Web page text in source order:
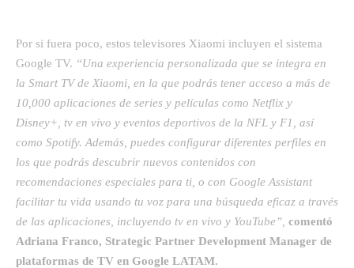
Por si fuera poco, estos televisores Xiaomi incluyen el sistema
Google TV. “Una experiencia personalizada que se integra en
la Smart TV de Xiaomi, en la que podrás tener acceso a más de
10,000 aplicaciones de series y películas como Netflix y
Disney+, tv en vivo y eventos deportivos de la NFL y F1, así
como Spotify. Además, puedes configurar diferentes perfiles en
los que podrás descubrir nuevos contenidos con
recomendaciones especiales para ti, o con Google Assistant
facilitar tu vida usando tu voz para una búsqueda eficaz a través
de las aplicaciones, incluyendo tv en vivo y YouTube”, comentó
Adriana Franco, Strategic Partner Development Manager de
plataformas de TV en Google LATAM.